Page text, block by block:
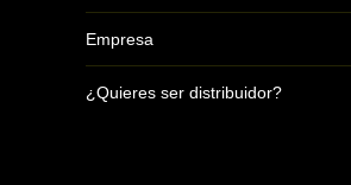
Empresa
¿Quieres ser distribuidor?